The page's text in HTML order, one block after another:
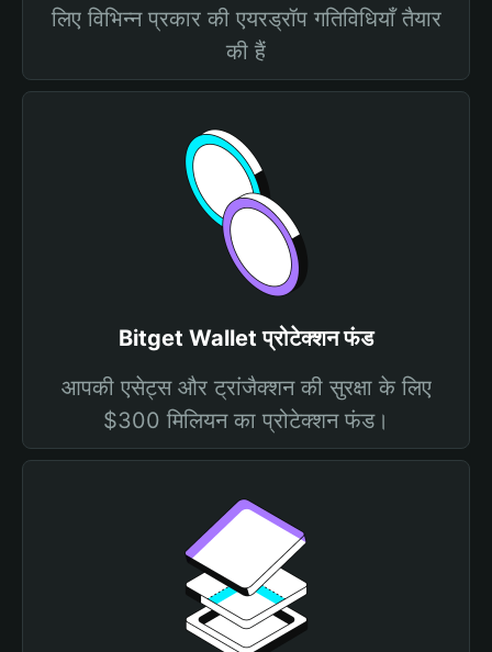
लिए विभिन्न प्रकार की एयरड्रॉप गतिविधियाँ तैयार
की हैं
Bitget Wallet प्रोटेक्शन फंड
आपकी एसेट्स और ट्रांजैक्शन की सुरक्षा के लिए
$300 मिलियन का प्रोटेक्शन फंड।